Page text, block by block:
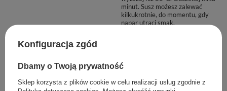
minut. Susz możesz zalewać
kilkukrotnie, do momentu, gdy
napar utraci smak.
zamówieniu dla rozmiarów
Zobacz również
Konfiguracja zgód
Dbamy o Twoją prywatność
Sklep korzysta z plików cookie w celu realizacji usług zgodnie z